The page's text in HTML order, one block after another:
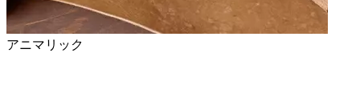
アニマリック